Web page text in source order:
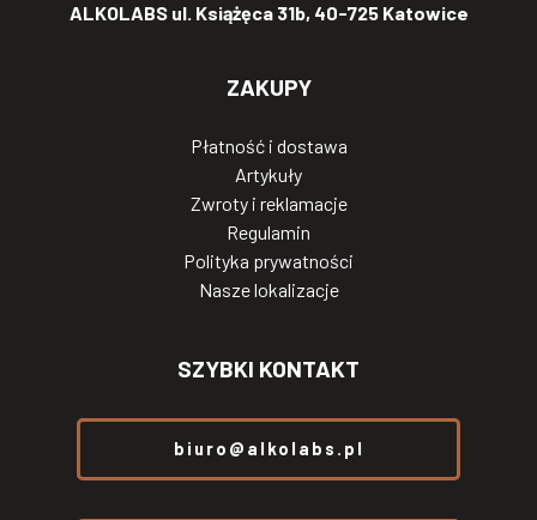
ALKOLABS ul. Książęca 31b, 40-725 Katowice
ZAKUPY
Płatność i dostawa
Artykuły
Zwroty i reklamacje
Regulamin
Polityka prywatności
Nasze lokalizacje
SZYBKI KONTAKT
biuro@alkolabs.pl